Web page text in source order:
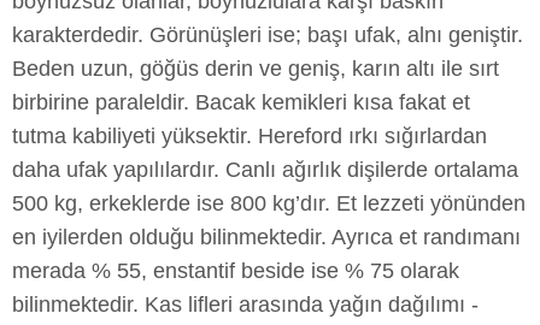
karakterdedir. Görünüşleri ise; başı ufak, alnı geniştir.
Beden uzun, göğüs derin ve geniş, karın altı ile sırt
birbirine paraleldir. Bacak kemikleri kısa fakat et
tutma kabiliyeti yüksektir. Hereford ırkı sığırlardan
daha ufak yapılılardır. Canlı ağırlık dişilerde ortalama
500 kg, erkeklerde ise 800 kg’dır. Et lezzeti yönünden
en iyilerden olduğu bilinmektedir. Ayrıca et randımanı
merada % 55, enstantif beside ise % 75 olarak
bilinmektedir. Kas lifleri arasında yağın dağılımı -